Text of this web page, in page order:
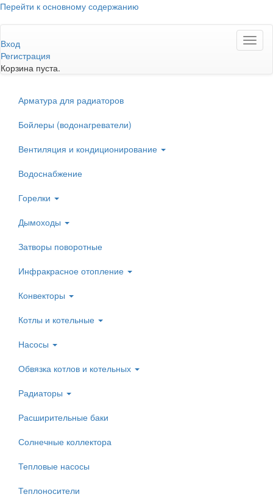
Перейти к основному содержанию
Вход
Регистрация
Корзина пуста.
Арматура для радиаторов
Бойлеры (водонагреватели)
Вентиляция и кондиционирование
Водоснабжение
Горелки
Дымоходы
Затворы поворотные
Инфракрасное отопление
Конвекторы
Котлы и котельные
Насосы
Обвязка котлов и котельных
Радиаторы
Расширительные баки
Солнечные коллектора
Тепловые насосы
Теплоносители